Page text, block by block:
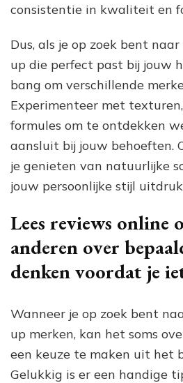
consistentie in kwaliteit en
Dus, als je op zoek bent
up die perfect past bij jouw
bang om verschillende
Experimenteer met
formules om te ontdekken
aansluit bij jouw behoeften.
je genieten van natuurlijke
jouw persoonlijke stijl
Lees reviews online
anderen over
denken voordat je
Wanneer je op zoek bent
up merken, kan het soms
een keuze te maken uit het
Gelukkig is er een handige